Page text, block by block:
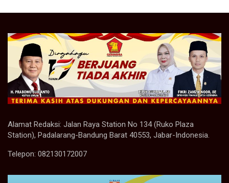
Alamat Redaksi: Jalan Raya Station No 134 (Ruko Plaza
Station), Padalarang-Bandung Barat 40553, Jabar-Indonesia.
Telepon: 082130172007